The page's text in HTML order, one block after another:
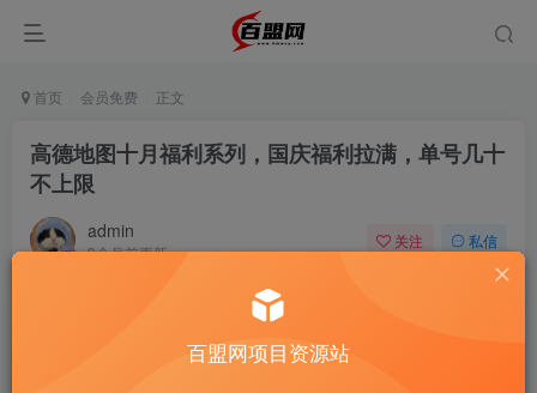
首页 会员免费 正文
高德地图十月福利系列，国庆福利拉满，单号几十
不上限
admin
9个月前更新
关注 私信
高德地图十月福利系列，国庆福利拉满，单号几十不上限
百盟网项目资源站